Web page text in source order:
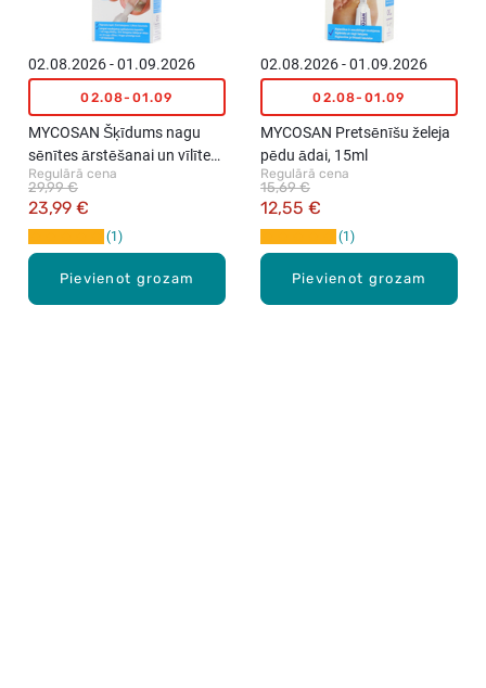
Pievienot grozam
02.08.2026 - 01.09.2026
02.08-01.09
MYCOSAN Šķīdums nagu
sēnītes ārstēšanai un vīlītes
bojāto nagu apstrādei, 5ml
un 10gab.
Regulārā cena
23,99 €
29,99 €
1
Pievienot grozam
02.08.2026 - 01.09.2026
02.08-01.09
MYCOSAN Pretsēnīšu želeja
pēdu ādai, 15ml
Regulārā cena
12,55 €
15,69 €
1